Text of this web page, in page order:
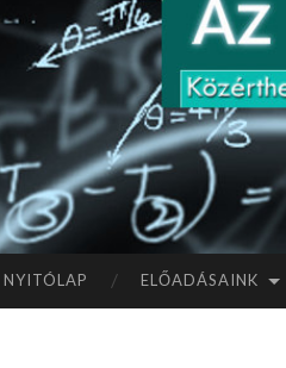
NYITÓLAP ELŐADÁSAINK